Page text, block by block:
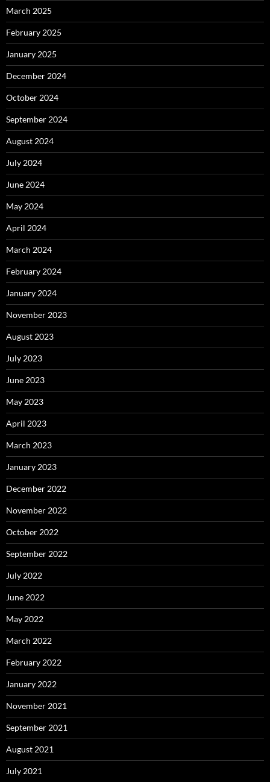
March 2025
February 2025
January 2025
December 2024
October 2024
September 2024
August 2024
July 2024
June 2024
May 2024
April 2024
March 2024
February 2024
January 2024
November 2023
August 2023
July 2023
June 2023
May 2023
April 2023
March 2023
January 2023
December 2022
November 2022
October 2022
September 2022
July 2022
June 2022
May 2022
March 2022
February 2022
January 2022
November 2021
September 2021
August 2021
July 2021